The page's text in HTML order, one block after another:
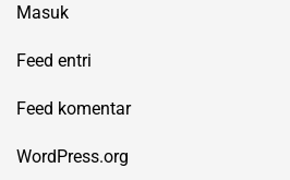
Masuk
Feed entri
Feed komentar
WordPress.org